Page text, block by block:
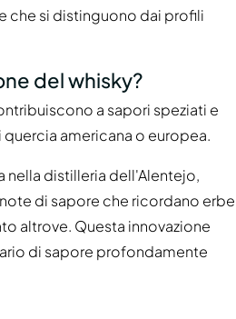
che si distinguono dai profili
del whisky?
a sapori speziati e
americana o europea.
distilleria dell'Alentejo,
di sapore che ricordano erbe
altrove. Questa innovazione
di sapore profondamente